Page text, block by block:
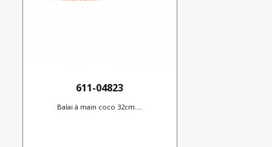
611-04823
Balai à main coco 32cm....